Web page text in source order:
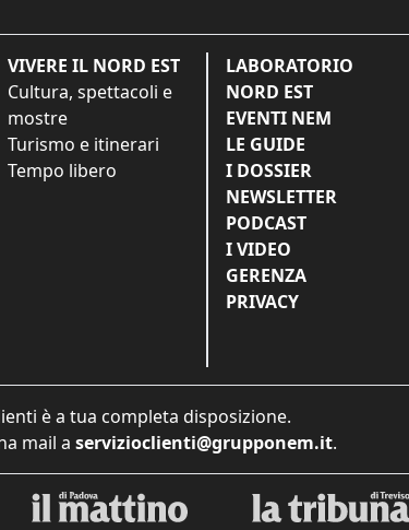
VIVERE IL NORD EST
Cultura, spettacoli e
mostre
Turismo e itinerari
Tempo libero
LABORATORIO
NORD EST
EVENTI NEM
LE GUIDE
I DOSSIER
NEWSLETTER
PODCAST
I VIDEO
GERENZA
PRIVACY
è a tua completa disposizione.
mail a servizioclienti@grupponem.it.